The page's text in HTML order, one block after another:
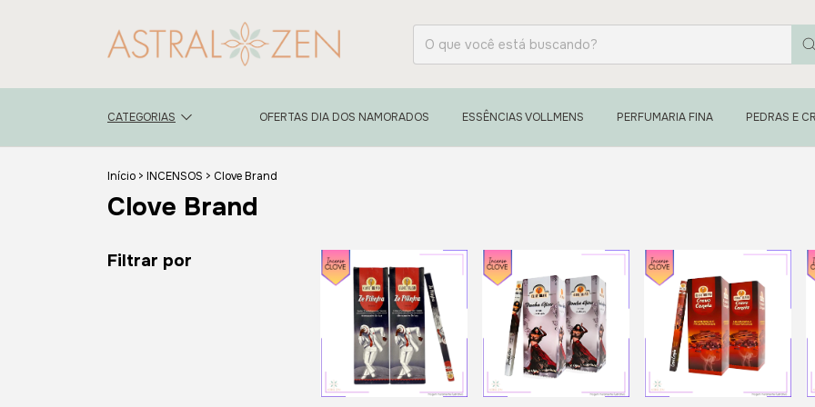
CATEGORIAS OFERTAS DIA DOS NAMORADOS ESSÊNCIAS VOLLMENS PERFUMARIA FINA PEDRAS E
Início > INCENSOS > Clove Brand
Clove Brand
Filtrar por